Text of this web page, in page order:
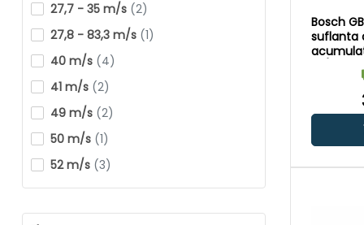
27,7 - 35 m/s (2)
27,8 - 83,3 m/s (1)
40 m/s (4)
41 m/s (2)
49 m/s (2)
50 m/s (1)
52 m/s (3)
54 m/s(2)
55 m/s(10)
Bosch
suflanta
m/s | Cu
carbon |
carton